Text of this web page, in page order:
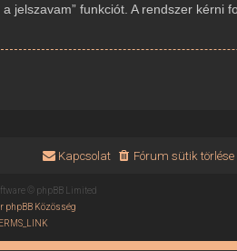
jelszavam” funkciót. A rendszer kérni
Fórum sütik törlése
Kapcsolat
© phpBB Limited
phpBB Közösség